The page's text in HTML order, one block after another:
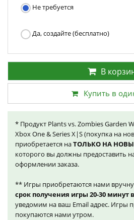
Не требуется
Да, создайте (бесплатно)
В
Купить в
* Продукт Plants vs. Zombies Garden
Xbox One & Series X|S (покупка на
приобретается наТОЛЬКО НА
которого вы должны предоставить
оформлении заказа.
** Игры приобретаются нами
срок получения игры 20-30 минут
уведомим на ваш Email адрес. Игры
покупаются нами утром.